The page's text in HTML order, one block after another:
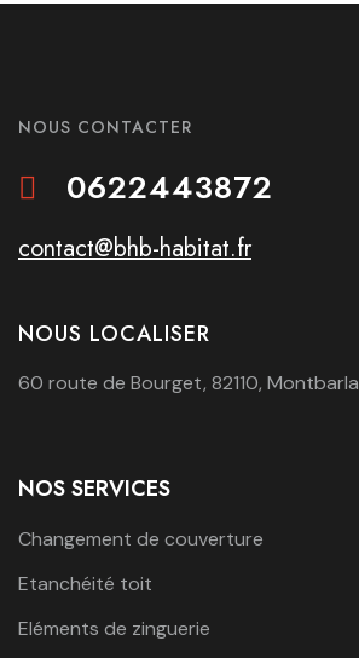
NOUS CONTACTER
0622443872
contact@bhb-habitat.fr
NOUS LOCALISER
60 route de Bourget, 82110, Montbarla
NOS SERVICES
Changement de couverture
Etanchéité toit
Eléments de zinguerie